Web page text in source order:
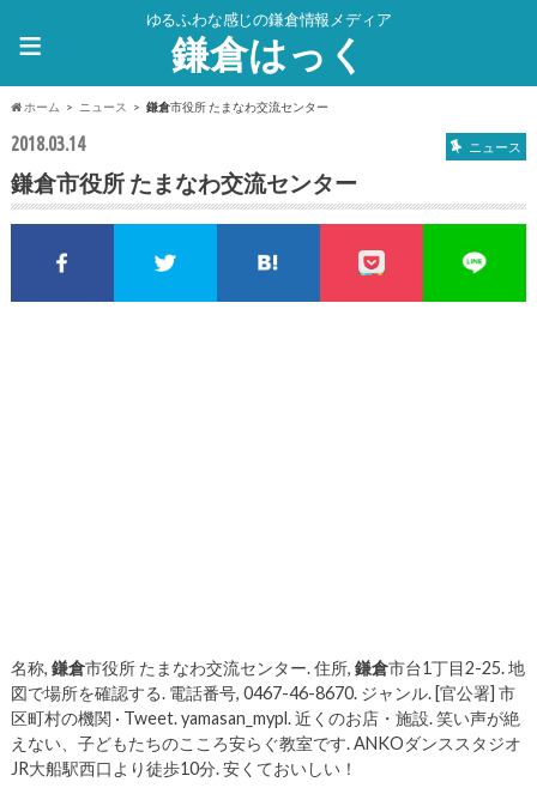
ゆるふわな感じの鎌倉情報メディア
鎌倉はっく
≡
ホーム ニュース 鎌倉市役所 たまなわ交流センター
2018.03.14 ニュース
鎌倉市役所 たまなわ交流センター
FacebookでシェアTwitterでシェアこのエントリーをはて
pocket
名称, 鎌倉市役所 たまなわ交流センター. 住所, 鎌倉市台1丁目2-25. 地
図で場所を確認する. 電話番号, 0467-46-8670. ジャンル. [官公署] 市
区町村の機関 · Tweet. yamasan_mypl. 近くのお店・施設. 笑い声が絶
えない、子どもたちのこころ安らぐ教室です. ANKOダンススタジオ
JR大船駅西口より徒歩10分. 安くておいしい！